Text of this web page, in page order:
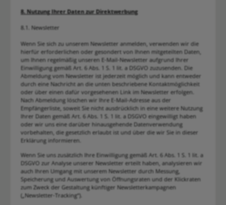
8. Nutzung Ihrer Daten zur Direktwerbung
8.1. Newsletter
Wenn Sie sich zu unserem Newsletter anmelden, verwenden wir die
hierfür erforderlichen oder gesondert von Ihnen mitgeteilten Daten,
um Ihnen regelmäßig unseren E-Mail-Newsletter aufgrund Ihrer
Einwilligung gemäß Art. 6 Abs. 1 S. 1 lit. a DSGVO zuzusenden. Die
Abmeldung vom Newsletter ist jederzeit möglich und kann entweder
durch eine Nachricht an die unten beschriebene Kontaktmöglichkeit
oder über einen dafür vorgesehenen Link im Newsletter erfolgen.
Nach Abmeldung löschen wir Ihre E-Mail-Adresse aus der
Empfängerliste, soweit Sie nicht ausdrücklich in eine weitere Nutzung
Ihrer Daten gemäß Art. 6 Abs. 1 S. 1 lit. a DSGVO eingewilligt haben
oder wir uns eine darüber hinausgehende Datenverwendung
vorbehalten, die gesetzlich erlaubt ist und über die wir Sie in dieser
Erklärung informieren.
Wenn Sie uns zusätzlich Ihre Einwilligung gemäß Art. 6 Abs. 1 S. 1 lit. a
DSGVO zur Analyse unserer Newsletter erteilt haben, analysieren wir
auch Ihren Umgang mit unserem Newsletter durch Messung,
Speicherung und Auswertung von Öffnungsraten und der Klickraten
zum Zweck der Gestaltung künftiger Newsletterkampagnen
(„Newsletter-Tracking“).